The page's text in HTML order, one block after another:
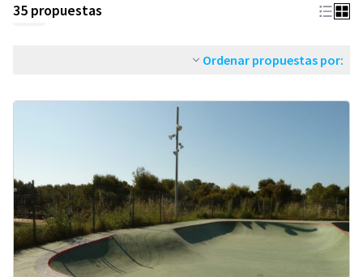
35 propuestas
Ordenar propuestas por: